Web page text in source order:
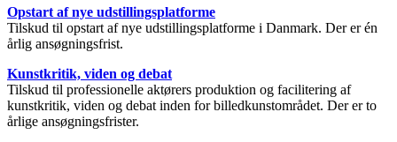
Opstart af nye udstillingsplatforme
Tilskud til opstart af nye udstillingsplatforme i Danmark. Der er én
årlig ansøgningsfrist.
Kunstkritik, viden og debat
Tilskud til professionelle aktørers produktion og facilitering af
kunstkritik, viden og debat inden for billedkunstområdet. Der er to
årlige ansøgningsfrister.